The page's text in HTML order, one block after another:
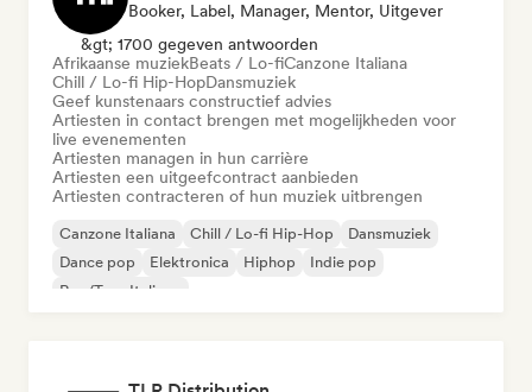
Booker, Label, Manager, Mentor, Uitgever
&gt; 1700 gegeven antwoorden
Afrikaanse muziekBeats / Lo-fiCanzone Italiana
Chill / Lo-fi Hip-HopDansmuziek
Geef kunstenaars constructief advies
Artiesten in contact brengen met mogelijkheden voor
live evenementen
Artiesten managen in hun carrière
Artiesten een uitgeefcontract aanbieden
Artiesten contracteren of hun muziek uitbrengen
Canzone Italiana Chill / Lo-fi Hip-Hop
Dansmuziek
Dance pop
Elektronica Hiphop
Indie pop
Rap/Trap Italiano